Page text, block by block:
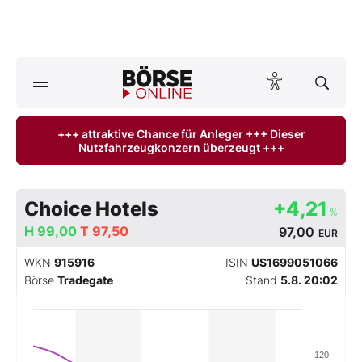
ktuelle Ausgabe BÖRSE ONLINE lesen
Finanz-Check
Abo & Shop
BO-Musterdepots
Experten
+++ attraktive Chance für Anleger +++ Dieser
Nutzfahrzeugkonzern überzeugt +++
Choice Hotels +4,21 %
97,00 EUR
H 99,00 T 97,50
WKN 915916 ISIN US1699051066
Börse Tradegate Stand 5.8. 20:02
120